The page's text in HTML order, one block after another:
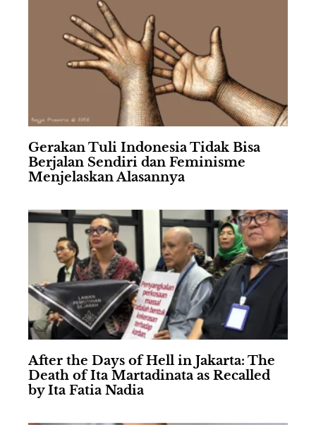
Gerakan Tuli Indonesia Tidak Bisa
Berjalan Sendiri dan Feminisme
Menjelaskan Alasannya
After the Days of Hell in Jakarta: The
Death of Ita Martadinata as Recalled
by Ita Fatia Nadia